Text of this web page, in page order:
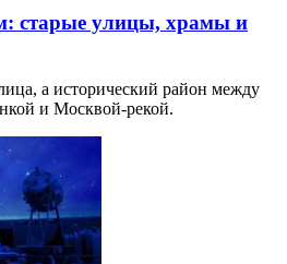
старые улицы, храмы и
а исторический район между
и Москвой-рекой.